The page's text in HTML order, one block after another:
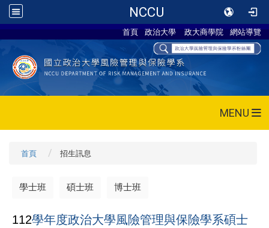
NCCU
首頁 政治大學 政大商學院 網站導覽
MENU
首頁 招生訊息
學士班 碩士班 博士班
112學年度政治大學風險管理與保險學系碩士